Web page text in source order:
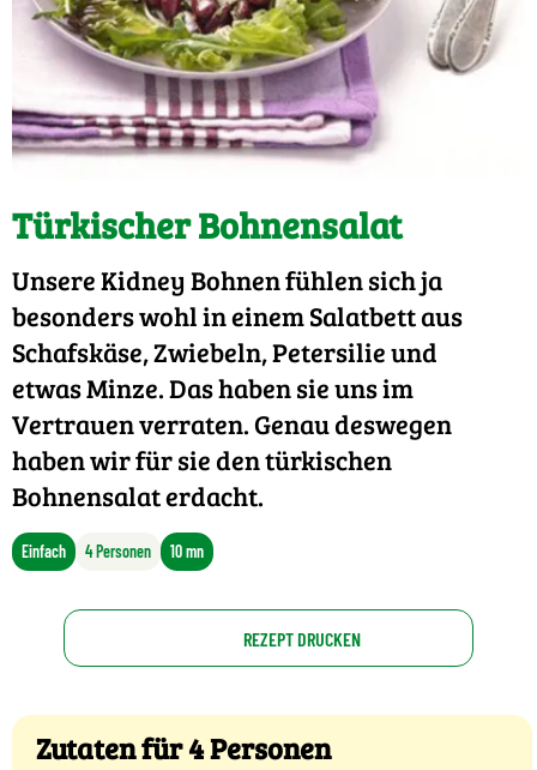
Türkischer Bohnensalat
Unsere Kidney Bohnen fühlen sich ja
besonders wohl in einem Salatbett aus
Schafskäse, Zwiebeln, Petersilie und
etwas Minze. Das haben sie uns im
Vertrauen verraten. Genau deswegen
haben wir für sie den türkischen
Bohnensalat erdacht.
Einfach 4 Personen 10 mn
REZEPT DRUCKEN
Zutaten für 4 Personen